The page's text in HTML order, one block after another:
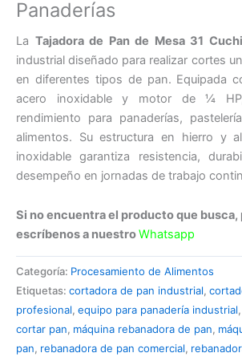
Panaderías
La Tajadora de Pan de Mesa 31
industrial diseñado para realizar cortes
en diferentes tipos de pan. Equipada
acero inoxidable y motor de ¼
rendimiento para panaderías,
alimentos. Su estructura en hierro y
inoxidable garantiza resistencia,
desempeño en jornadas de trabajo
Si no encuentra el producto que busca,
escríbenos a nuestroWhatsapp
Categoría: Procesamiento de Alimentos
Etiquetas: cortadora de pan industrial,
profesional, equipo para panadería industrial,
cortar pan, máquina rebanadora de pan,
pan, rebanadora de pan comercial,